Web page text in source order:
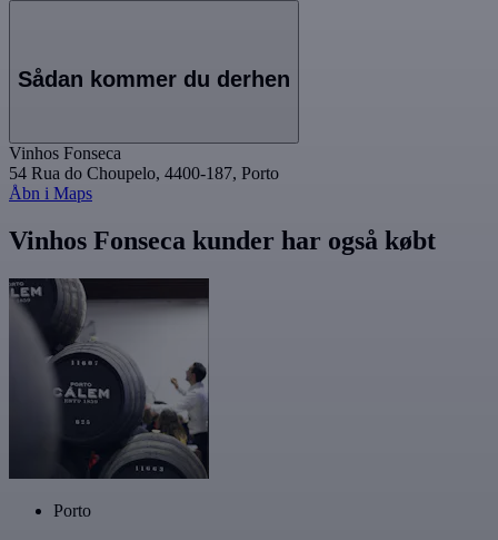
Sådan kommer du derhen
Vinhos Fonseca
54 Rua do Choupelo, 4400-187, Porto
Åbn i Maps
Vinhos Fonseca kunder har også købt
Porto